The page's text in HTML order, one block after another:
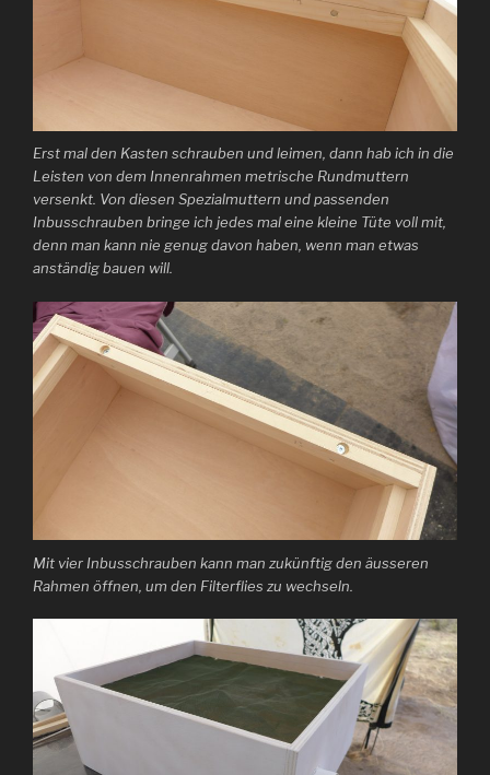
Erst mal den Kasten schrauben und leimen, dann hab ich in die
Leisten von dem Innenrahmen metrische Rundmuttern
versenkt. Von diesen Spezialmuttern und passenden
Inbusschrauben bringe ich jedes mal eine kleine Tüte voll mit,
denn man kann nie genug davon haben, wenn man etwas
anständig bauen will.
Mit vier Inbusschrauben kann man zukünftig den äusseren
Rahmen öffnen, um den Filterflies zu wechseln.